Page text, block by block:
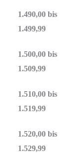
1.490,00 bis
1.499,99
1.500,00 bis
1.509,99
1.510,00 bis
1.519,99
1.520,00 bis
1.529,99